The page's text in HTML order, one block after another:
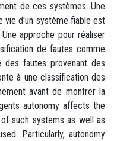
de ces systèmes. Une
vie d'un système fiable est
approche pour réaliser
de fautes comme
des fautes provenant des
à une classification des
avant de montrer la
autonomy affects the
such systems as well as
Particularly, autonomy